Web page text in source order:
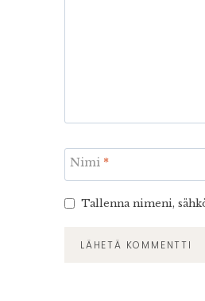
Nimi *
Tallenna nimeni,